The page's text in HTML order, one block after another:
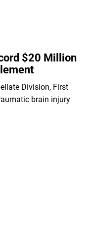
$20 Million
Division, First
brain injury